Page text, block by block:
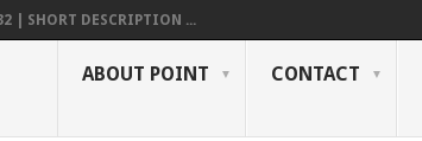
| SHORT DESCRIPTION ...
ABOUT POINT CONTACT